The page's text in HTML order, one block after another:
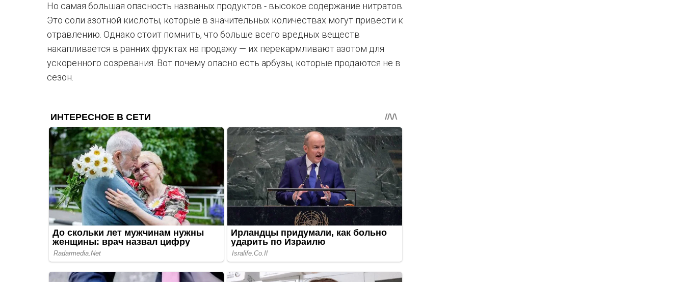
Но самая большая опасность названых продуктов - высокое содержание нитратов.
Это соли азотной кислоты, которые в значительных количествах могут привести к
отравлению. Однако стоит помнить, что больше всего вредных веществ
накапливается в ранних фруктах на продажу — их перекармливают азотом для
ускоренного созревания. Вот почему опасно есть арбузы, которые продаются не в
сезон.